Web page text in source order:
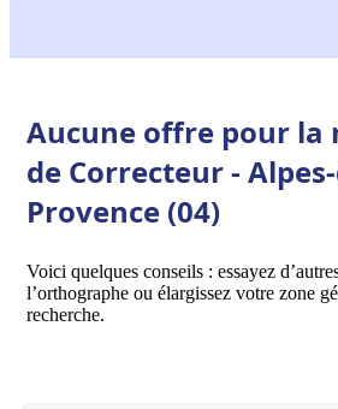
Aucune offre pour la
de Correcteur -
Provence (04)
Voici quelques conseils : essayez
l’orthographe ou élargissez votre zone
recherche.